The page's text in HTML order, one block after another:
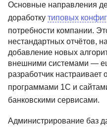
Основные направления
доработку типовых
потребности компании.
нестандартных отчётов,
добавление новых
внешними системами —
разработчик
программами 1С и
банковскими сервисами.
Администрирование баз